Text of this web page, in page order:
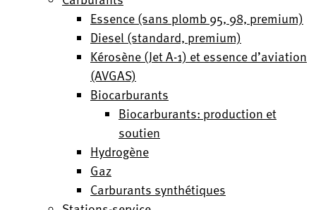
Essence (sans plomb 95, 98, premium)
Diesel (standard, premium)
Kérosène (Jet A-1) et essence d’aviation
(AVGAS)
Biocarburants
Biocarburants: production et
soutien
Hydrogène
Gaz
Carburants synthétiques